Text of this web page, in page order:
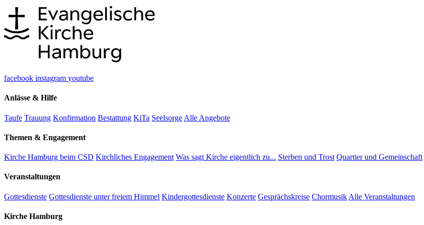
facebook instagram youtube
Anlässe & Hilfe
Taufe Trauung Konfirmation Bestattung KiTa Seelsorge Alle Angebote
Themen & Engagement
Kirche Hamburg beim CSD Kirchliches Engagement Was sagt Kirche eigentlich zu... Sterben und Trost Quartier und Gemeinschaft
Veranstaltungen
Gottesdienste Gottesdienste unter freiem Himmel Kindergottesdienste Konzerte Gesprächskreise Chormusik Alle Veranstaltungen
Kirche Hamburg